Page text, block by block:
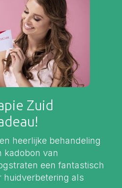
Zuid
heerlijke behandeling
kadobon van
een fantastisch
huidverbetering als